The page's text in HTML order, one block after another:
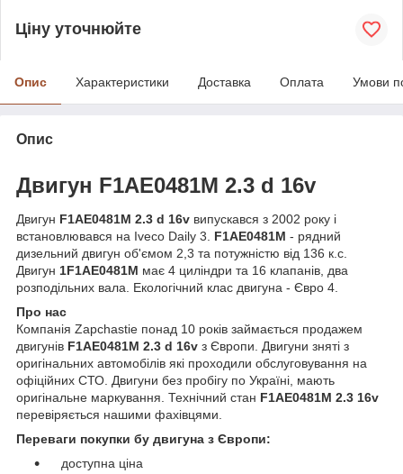
Ціну уточнюйте
Опис Характеристики Доставка Оплата Умови
Опис
Двигун F1AE0481M 2.3 d 16v
Двигун F1AE0481M 2.3 d 16v випускався з 2002 року і
встановлювався на Iveco Daily 3. F1AE0481M - рядний
дизельний двигун об'ємом 2,3 та потужністю від 136 к.с.
Двигун 1F1AE0481M має 4 циліндри та 16 клапанів, два
розподільних вала. Екологічний клас двигуна - Євро 4.
Про нас
Компанія Zapchastie понад 10 років займається продажем
двигунів F1AE0481M 2.3 d 16v з Європи. Двигуни зняті з
оригінальних автомобілів які проходили обслуговування на
офіційних СТО. Двигуни без пробігу по Україні, мають
оригінальне маркування. Технічний стан F1AE0481M 2.3 16v
перевіряється нашими фахівцями.
Переваги покупки бу двигуна з Європи:
доступна ціна